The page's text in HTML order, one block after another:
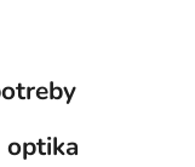
optika